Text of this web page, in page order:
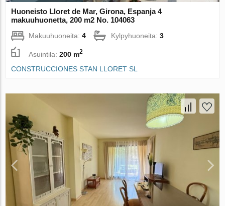
Huoneisto Lloret de Mar, Girona, Espanja 4
makuuhuonetta, 200 m2 No. 104063
Makuuhuoneita:4 Kylpyhuoneita:3
Asuintila:200 m2
CONSTRUCCIONES STAN LLORET SL